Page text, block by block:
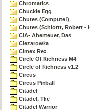
Chromatics
Chuckie Egg
Chutes (Compute!)
Chutes (Schlortt, Robert -
CIA- Abenteuer, Das
Ciezarowka
Cimex Rex
Circle Of Richness M4
Circle of Richness v1.2
Circus
Circus Pinball
Citadel
Citadel, The
Citadel Warrior